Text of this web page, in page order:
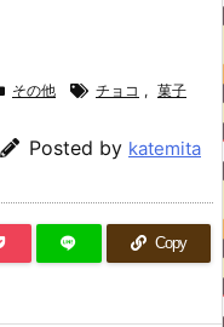
その他 チョコ , 菓子
Posted by katemita
Copy